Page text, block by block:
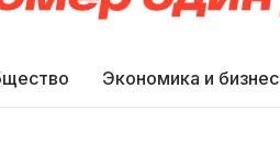
Экономика и бизнес